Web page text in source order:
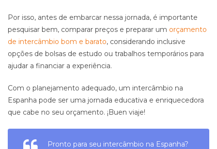
Por isso, antes de embarcar nessa jornada, é importante
pesquisar bem, comparar preços e preparar um orçamento
de intercâmbio bom e barato, considerando inclusive
opções de bolsas de estudo ou trabalhos temporários para
ajudar a financiar a experiência.
Com o planejamento adequado, um intercâmbio na
Espanha pode ser uma jornada educativa e enriquecedora
que cabe no seu orçamento. ¡Buen viaje!
Pronto para seu intercâmbio na Espanha?